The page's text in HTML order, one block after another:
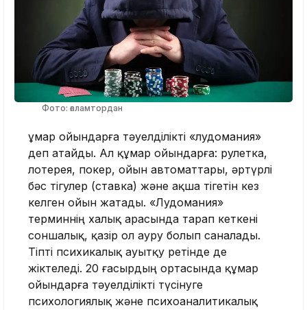
Фото: ғаламтордан
Құмар ойындарға тәуелділікті «лудомания»
деп атайды. Ал құмар ойындарға: рулетка,
лотерея, покер, ойын автоматтары, әртүрлі
бәс тігулер (ставка) және ақша тігетін кез
келген ойын жатады. «Лудомания»
терминнің халық арасында тарап кеткені
соншалық, қазір ол ауру болып саналады.
Тіпті психикалық ауытқу ретінде де
жіктеледі. 20 ғасырдың ортасында құмар
ойындарға тәуелділікті түсінуге
психологиялық және психоаналитикалық